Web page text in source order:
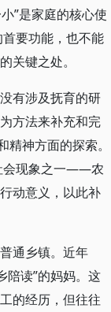
”是家庭的核心使
要功能，也不能
关键之处。
有涉及抚育的研
方法来补充和完
神方面的探索。
会现象之一——农
动意义，以此补
通乡镇。近年
陪读”的妈妈。这
的经历，但往往